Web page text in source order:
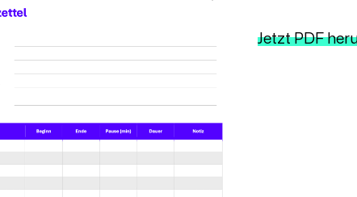
Jetzt PDF